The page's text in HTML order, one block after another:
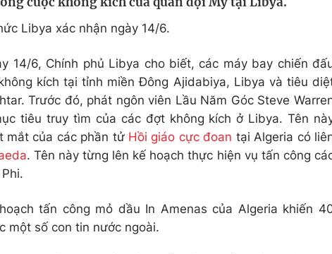
Libya xác nhận ngày 14/6.
14/6, Chính phủ Libya cho biết, các máy bay chiến
kích tại tỉnh miền Đông Ajidabiya, Libya và tiêu
Trước đó, phát ngôn viên Lầu Năm Góc Steve
tiêu truy tìm của các đợt không kích ở Libya. Tên
mắt của các phần tử Hồi giáo cực đoan tại Algeria có
. Tên này từng lên kế hoạch thực hiện vụ tấn công
tấn công mỏ dầu In Amenas của Algeria khiến
một số con tin nước ngoài.